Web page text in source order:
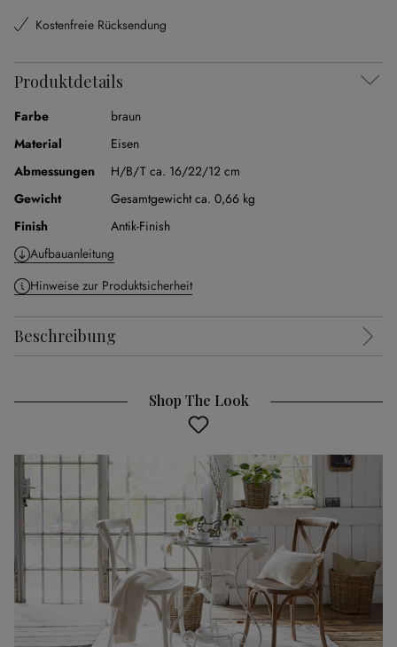
Kostenfreie Rücksendung
Produktdetails
Farbe
braun
Material
Eisen
Abmessungen
H/B/T ca. 16/22/12 cm
Gewicht
Gesamtgewicht ca. 0,66 kg
Finish
Antik-Finish
Aufbauanleitung
Hinweise zur Produktsicherheit
Beschreibung
Shop The Look